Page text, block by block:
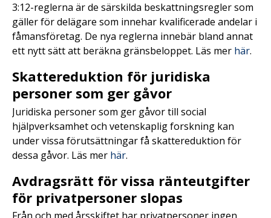
3:12-reglerna är de särskilda beskattningsregler som
gäller för delägare som innehar kvalificerade andelar i
fåmansföretag. De nya reglerna innebär bland annat
ett nytt sätt att beräkna gränsbeloppet. Läs mer här.
Skattereduktion för juridiska
personer som ger gåvor
Juridiska personer som ger gåvor till social
hjälpverksamhet och vetenskaplig forskning kan
under vissa förutsättningar få skattereduktion för
dessa gåvor. Läs mer här.
Avdragsrätt för vissa ränteutgifter
för privatpersoner slopas